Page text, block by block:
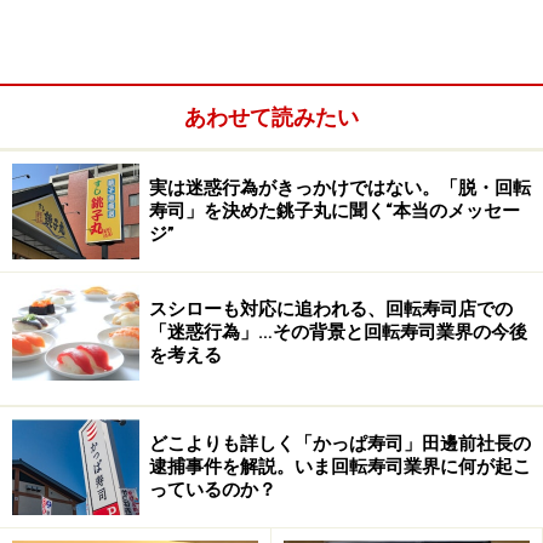
あわせて読みたい
実は迷惑行為がきっかけではない。「脱・回転
寿司」を決めた銚子丸に聞く“本当のメッセー
ジ”
スシローも対応に追われる、回転寿司店での
「迷惑行為」…その背景と回転寿司業界の今後
を考える
どこよりも詳しく「かっぱ寿司」田邊前社長の
逮捕事件を解説。いま回転寿司業界に何が起こ
っているのか？